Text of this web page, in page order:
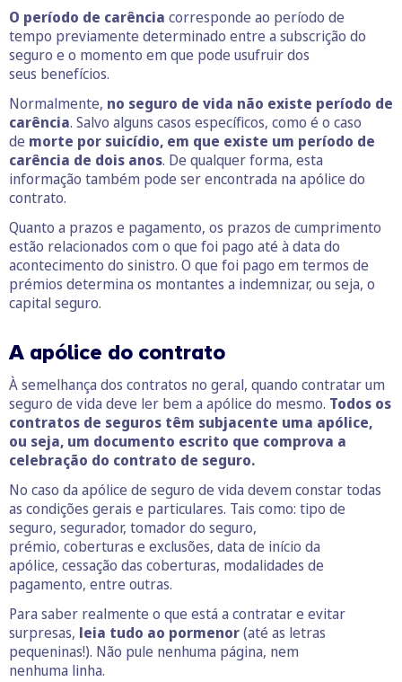
O período de carência corresponde ao período de
tempo previamente determinado entre a subscrição do
seguro e o momento em que pode usufruir dos
seus benefícios.
Normalmente, no seguro de vida não existe período de
carência. Salvo alguns casos específicos, como é o caso
de morte por suicídio, em que existe um período de
carência de dois anos. De qualquer forma, esta
informação também pode ser encontrada na apólice do
contrato.
Quanto a prazos e pagamento, os prazos de cumprimento
estão relacionados com o que foi pago até à data do
acontecimento do sinistro. O que foi pago em termos de
prémios determina os montantes a indemnizar, ou seja, o
capital seguro.
A apólice do contrato
À semelhança dos contratos no geral, quando contratar um
seguro de vida deve ler bem a apólice do mesmo. Todos os
contratos de seguros têm subjacente uma apólice,
ou seja, um documento escrito que comprova a
celebração do contrato de seguro.
No caso da apólice de seguro de vida devem constar todas
as condições gerais e particulares. Tais como: tipo de
seguro, segurador, tomador do seguro,
prémio, coberturas e exclusões, data de início da
apólice, cessação das coberturas, modalidades de
pagamento, entre outras.
Para saber realmente o que está a contratar e evitar
surpresas, leia tudo ao pormenor(até as letras
pequeninas!). Não pule nenhuma página, nem
nenhuma linha.